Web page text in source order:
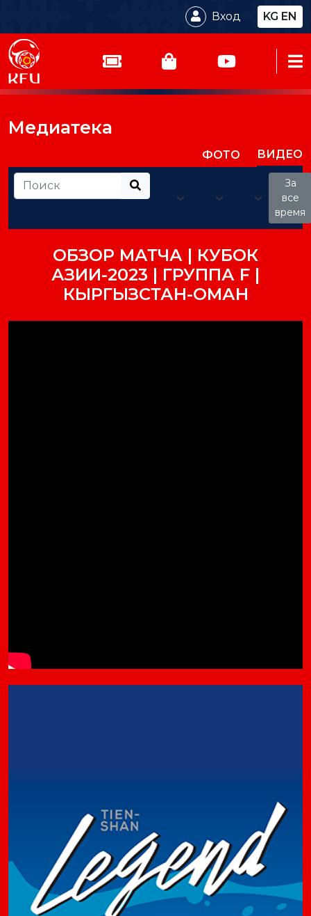
Вход KG EN
Медиатека
ФОТО ВИДЕО
За
все
время
ОБЗОР МАТЧА | КУБОК
АЗИИ-2023 | ГРУППА F |
КЫРГЫЗСТАН-ОМАН